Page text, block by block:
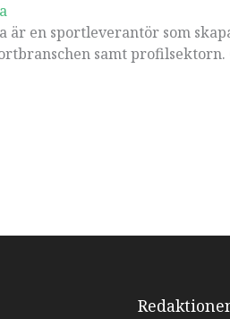
är en sportleverantör som
samt